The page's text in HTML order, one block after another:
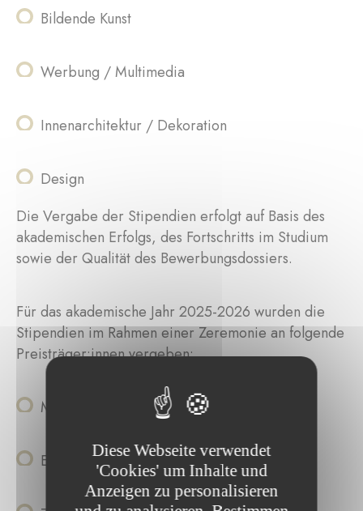
Bildende Kunst
Werbung / Multimedia
Innenarchitektur / Dekoration
Design
Die Vergabe der Stipendien erfolgt auf Basis des
akademischen Erfolgs, des Fortschritts im Studium
sowie der Qualität des Bewerbungsdossiers.
Für das akademische Jahr 2025-2026 wurden die
Stipendien im Rahmen einer Zeremonie an folgende
Preisträger:innen vergeben:
Milo Hatfield, Bildende Kunst
Emma Belner-Dagonnet, Bildende Kunst
Diese Webseite verwendet
'Cookies' um Inhalte und
Anzeigen zu personalisieren